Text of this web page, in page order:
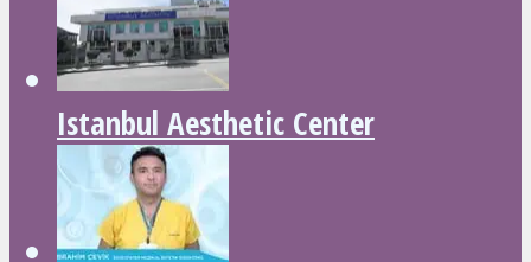
Istanbul Aesthetic Center